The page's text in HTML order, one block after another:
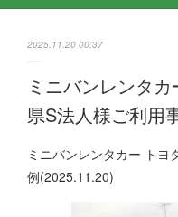
2025.11.20 00:37
ミニバンレンタ
県S法人様ご利用
ミニバンレンタカー トヨ
例(2025.11.20)